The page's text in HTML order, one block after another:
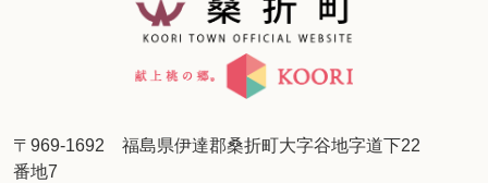
〒969-1692 福島県伊達郡桑折町大字谷地字道下22
番地7